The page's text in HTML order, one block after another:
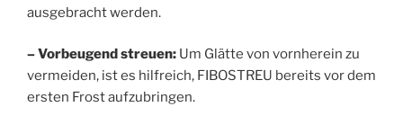
ausgebracht werden.
– Vorbeugend streuen: Um Glätte von vornherein zu
vermeiden, ist es hilfreich, FIBOSTREU bereits vor dem
ersten Frost aufzubringen.